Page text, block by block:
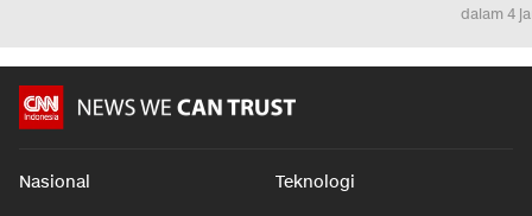
dalam 4
Nasional Teknologi